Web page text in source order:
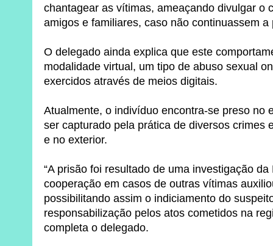
chantagear as vítimas, ameaçando divulgar o
amigos e familiares, caso não continuassem
O delegado ainda explica que este
modalidade virtual, um tipo de abuso sexual
exercidos através de meios digitais.
Atualmente, o indivíduo encontra-se preso no
ser capturado pela prática de diversos crimes
e no exterior.
“A prisão foi resultado de uma investigação
cooperação em casos de outras vítimas
possibilitando assim o indiciamento do
responsabilização pelos atos cometidos na
completa o delegado.